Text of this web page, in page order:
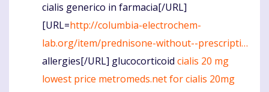
cialis generico in farmacia[/URL]
[URL=http://columbia-electrochem-
lab.org/item/prednisone-without--prescripti…
allergies[/URL] glucocorticoid cialis 20 mg
lowest price metromeds.net for cialis 20mg